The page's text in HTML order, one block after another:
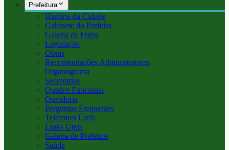
Prefeitura
História da Cidade
Gabinete do Prefeito
Galeria de Fotos
Legislação
Obras
Recomendações Administrativas
Organograma
Secretarias
Quadro Funcional
Ouvidoria
Perguntas Frequentes
Telefones Úteis
Links Úteis
Galeria de Prefeitos
Saúde